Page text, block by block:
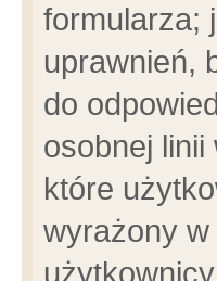
formularza;
uprawnień,
do
osobnej
które
wyrażony